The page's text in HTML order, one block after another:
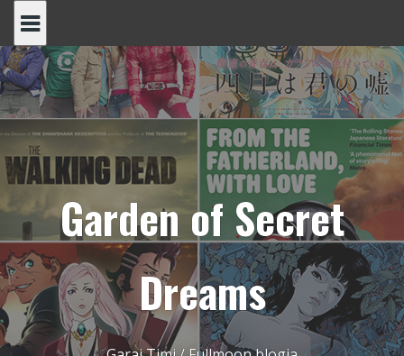
content
Garden of Secret
Dreams